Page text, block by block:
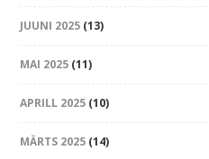
JUUNI 2025 (13)
MAI 2025 (11)
APRILL 2025 (10)
MÄRTS 2025 (14)